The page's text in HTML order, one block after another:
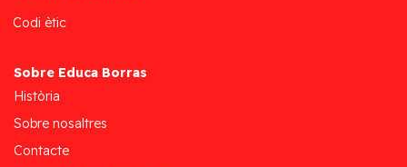
Codi ètic
Sobre Educa Borras
Història
Sobre nosaltres
Contacte